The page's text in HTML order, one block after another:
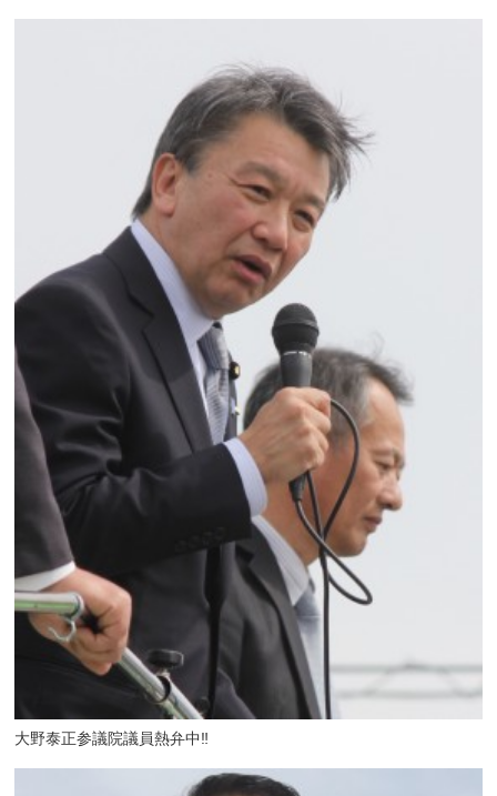
大野泰正参議院議員熱弁中‼